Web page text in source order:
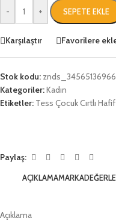
- + SEPETE EKLE
Karşılaştır Favorilere
Stok kodu:
Kategoriler:Kadın
Etiketler: Tess Çocuk Cırtlı
Paylaş:
AÇIKLAMAMARKA
Açıklama